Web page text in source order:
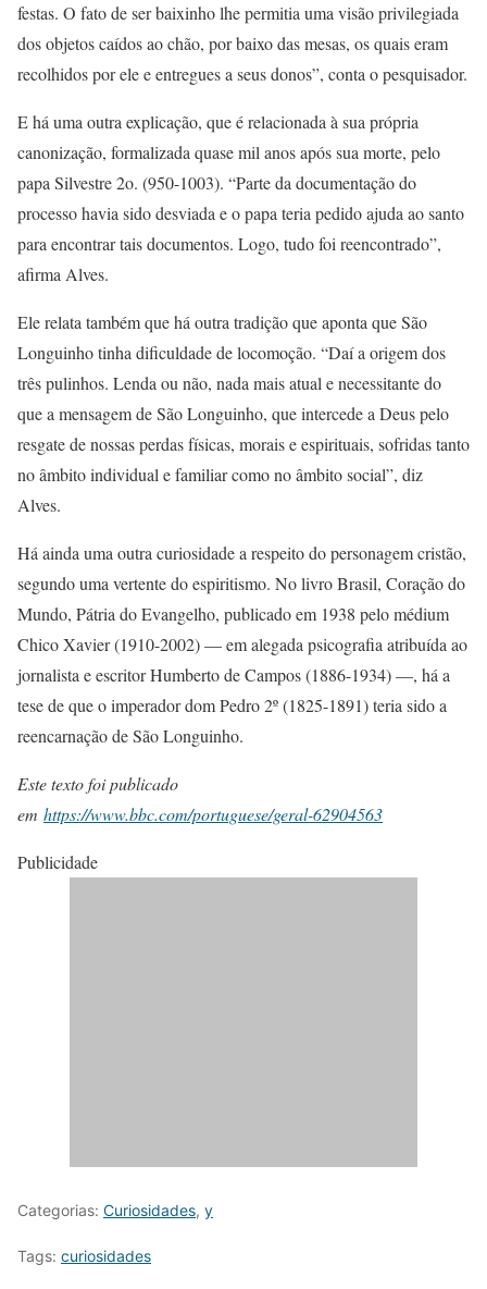
festas. O fato de ser baixinho lhe permitia uma visão privilegiada
dos objetos caídos ao chão, por baixo das mesas, os quais eram
recolhidos por ele e entregues a seus donos”, conta o pesquisador.
E há uma outra explicação, que é relacionada à sua própria
canonização, formalizada quase mil anos após sua morte, pelo
papa Silvestre 2o. (950-1003). “Parte da documentação do
processo havia sido desviada e o papa teria pedido ajuda ao santo
para encontrar tais documentos. Logo, tudo foi reencontrado”,
afirma Alves.
Ele relata também que há outra tradição que aponta que São
Longuinho tinha dificuldade de locomoção. “Daí a origem dos
três pulinhos. Lenda ou não, nada mais atual e necessitante do
que a mensagem de São Longuinho, que intercede a Deus pelo
resgate de nossas perdas físicas, morais e espirituais, sofridas tanto
no âmbito individual e familiar como no âmbito social”, diz
Alves.
Há ainda uma outra curiosidade a respeito do personagem cristão,
segundo uma vertente do espiritismo. No livro Brasil, Coração do
Mundo, Pátria do Evangelho, publicado em 1938 pelo médium
Chico Xavier (1910-2002) — em alegada psicografia atribuída ao
jornalista e escritor Humberto de Campos (1886-1934) —, há a
tese de que o imperador dom Pedro 2º (1825-1891) teria sido a
reencarnação de São Longuinho.
Este texto foi publicado
em https://www.bbc.com/portuguese/geral-62904563
Publicidade
Categorias: Curiosidades, y
Tags: curiosidades